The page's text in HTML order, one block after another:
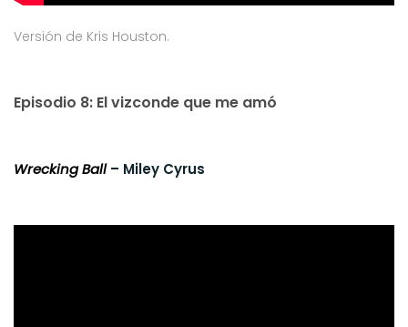
Versión de Kris Houston.
Episodio 8: El vizconde que me amó
Wrecking Ball– Miley Cyrus